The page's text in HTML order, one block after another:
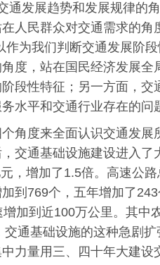
通发展趋势和发展规律的
人民群众对交通需求的角
为我们判断交通发展阶
度，站在国民经济发展全
段性特征；另一方面，交
水平和交通行业存在的问
角度来全面认识交通发展
交通基础设施建设进入了
，增加了1.5倍。高速公
到769个，五年增加了
加到近100万公里。其中
通基础设施的这种急剧
力量用三、四十年大建设